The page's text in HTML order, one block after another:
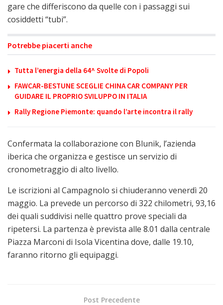
gare che differiscono da quelle con i passaggi sui
cosiddetti “tubi”.
Potrebbe piacerti anche
Tutta l’energia della 64^ Svolte di Popoli
FAWCAR-BESTUNE SCEGLIE CHINA CAR COMPANY PER
GUIDARE IL PROPRIO SVILUPPO IN ITALIA
Rally Regione Piemonte: quando l’arte incontra il rally
Confermata la collaborazione con Blunik, l’azienda
iberica che organizza e gestisce un servizio di
cronometraggio di alto livello.
Le iscrizioni al Campagnolo si chiuderanno venerdì 20
maggio. La prevede un percorso di 322 chilometri, 93,16
dei quali suddivisi nelle quattro prove speciali da
ripetersi. La partenza è prevista alle 8.01 dalla centrale
Piazza Marconi di Isola Vicentina dove, dalle 19.10,
faranno ritorno gli equipaggi.
Post Precedente